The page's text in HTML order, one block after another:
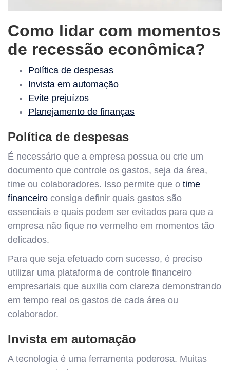
Como lidar com momentos
de recessão econômica?
Política de despesas
Invista em automação
Evite prejuízos
Planejamento de finanças
Política de despesas
É necessário que a empresa possua ou crie um
documento que controle os gastos, seja da área,
time ou colaboradores. Isso permite que o time
financeiro consiga definir quais gastos são
essenciais e quais podem ser evitados para que a
empresa não fique no vermelho em momentos tão
delicados.
Para que seja efetuado com sucesso, é preciso
utilizar uma plataforma de controle financeiro
empresariais que auxilia com clareza demonstrando
em tempo real os gastos de cada área ou
colaborador.
Invista em automação
A tecnologia é uma ferramenta poderosa. Muitas